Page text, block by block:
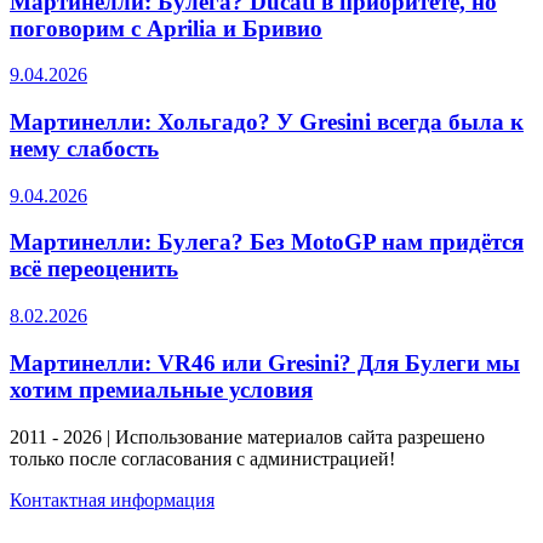
поговорим с Aprilia и Бривио
9.04.2026
Мартинелли: Хольгадо? У Gresini всегда была к
нему слабость
9.04.2026
Мартинелли: Булега? Без MotoGP нам придётся
всё переоценить
8.02.2026
Мартинелли: VR46 или Gresini? Для Булеги мы
хотим премиальные условия
2011 - 2026 | Использование материалов сайта разрешено
только после согласования с администрацией!
Контактная информация